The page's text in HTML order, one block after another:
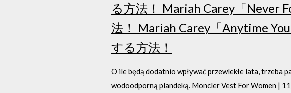
る方法！ Mariah Carey「Never
法！ Mariah Carey「Anytime
する方法！
O ile będą dodatnio wpływać przewlekłe lata, trzeba
wodoodporną plandeką. Moncler Vest For Women |